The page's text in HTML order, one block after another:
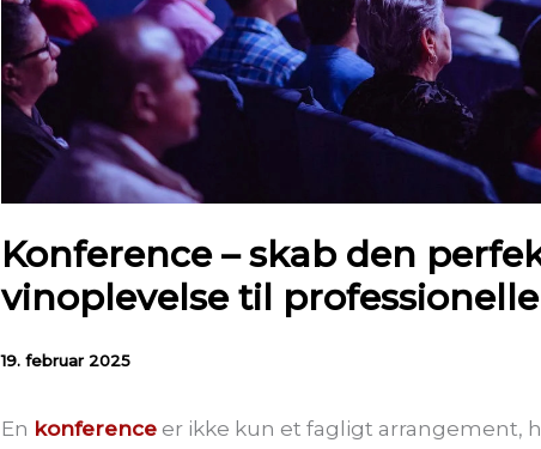
Konference – skab den
vinoplevelse til
19. februar 2025
En konference er ikke kun et fagligt arrangement,